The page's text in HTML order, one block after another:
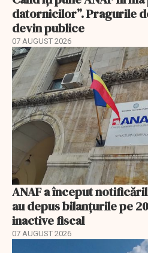
datornicilor”. Pragurile
devin publice
07 AUGUST 2026
ANAF a început
au depus bilanțurile pe
inactive fiscal
07 AUGUST 2026